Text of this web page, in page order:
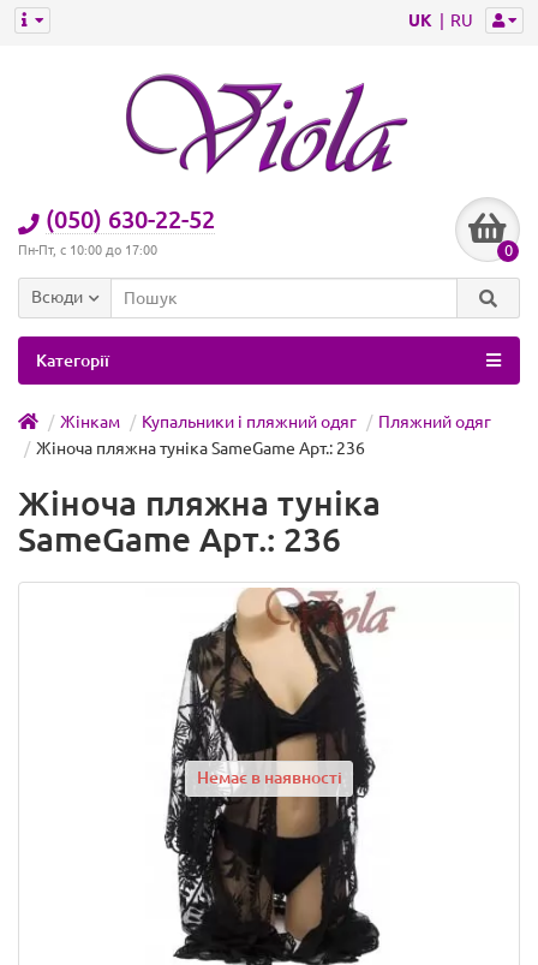
UK RU
(050) 630-22-52
Пн-Пт, с 10:00 до 17:00 0
Всюди
Категорії
Жінкам Купальники і пляжний одяг
Пляжний одяг
Жіноча пляжна туніка SameGame Арт.: 236
Жіноча пляжна туніка
SameGame Арт.: 236
Немає в наявності